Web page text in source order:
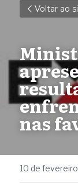
Voltar ao
nas
10 de